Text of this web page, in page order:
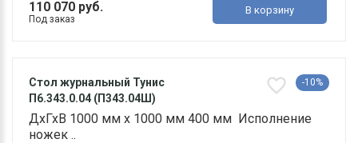
110 070 руб.
Под заказ
В корзину
Стол журнальный Тунис
П6.343.0.04 (П343.04Ш)
-10%
ДхГхВ 1000 мм х 1000 мм 400 мм Исполнение
ножек ..